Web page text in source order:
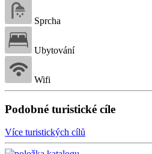
Sprcha
Ubytování
Wifi
Podobné turistické cíle
Více turistických cílů